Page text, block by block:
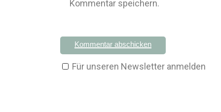
Kommentar speichern.
Kommentar abschicken
Für unseren Newsletter anmelden